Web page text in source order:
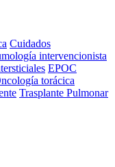
Cuidados
intervencionista
EPOC
torácica
Trasplante Pulmonar